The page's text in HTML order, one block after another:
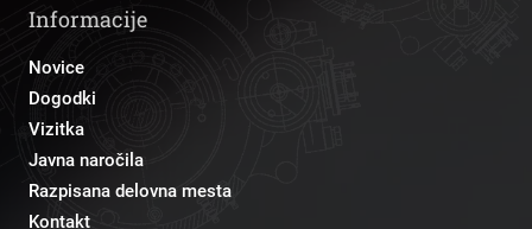
Informacije
Novice
Dogodki
Vizitka
Javna naročila
Razpisana delovna mesta
Kontakt